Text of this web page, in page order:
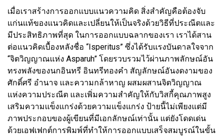
เมื่อเราสร้างการออกแบบแนวความคิด สิ่งสำคัญคือต้องจับ
แก่นแท้ของแนวคิดและเปลี่ยนให้เป็นจริงด้วยวิธีที่ประณีตและ
มีประสิทธิภาพที่สุด ในการออกแบบฉลากของเรา เราได้สาน
ต่อแนวคิดเบื้องหลังชื่อ “Isperitus” ซึ่งได้รับแรงบันดาลใจจาก
“จิตวิญญาณแห่ง Asparuh” โดยรวบรวมไว้ผ่านภาพลักษณ์อัน
ทรงพลังของนกอินทรี อินทรีทองคำ สัญลักษณ์อันงดงามของ
ศักดิ์ศรี อำนาจ และความกล้าหาญ ผสมผสานจิตวิญญาณ
แห่งความประณีต และเพิ่มความสำคัญให้กับวิสกี้คุณภาพสูง
เสริมความแข็งแกร่งด้วยความแข็งแกร่ง ป้ายนี้ไม่เพียงแต่มี
ภาพประกอบของผู้เขียนที่มีเอกลักษณ์เท่านั้น แต่ยังโดดเด่น
ด้วยเอฟเฟกต์การพิมพ์ที่ทำให้การออกแบบเสร็จสมบูรณ์ในขั้น